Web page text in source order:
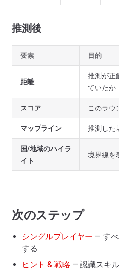
推測後
要素 目的
距離
推測が正
ていたか
スコア このラウ
マップライン 推測した
国/地域のハイラ
イト
境界線を
次のステップ
シングルプレイヤー — す
する
ヒント & 戦略 — 認識スキ